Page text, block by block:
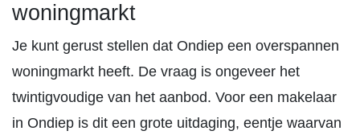
woningmarkt
Je kunt gerust stellen dat Ondiep een overspannen
woningmarkt heeft. De vraag is ongeveer het
twintigvoudige van het aanbod. Voor een makelaar
in Ondiep is dit een grote uitdaging, eentje waarvan